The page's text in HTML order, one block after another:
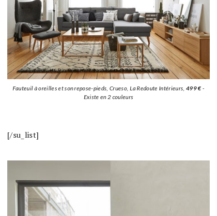
Fauteuil à oreilles et son repose-pieds, Crueso, La Redoute Intérieurs, 499 € -
Existe en 2 couleurs
[/su_list]